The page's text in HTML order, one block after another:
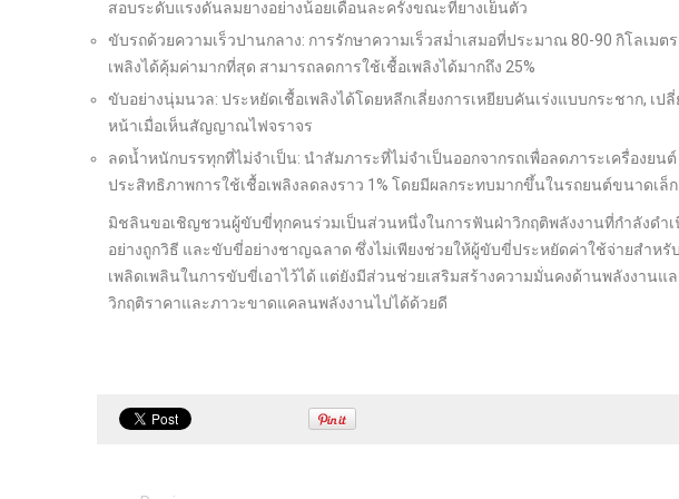
สอบระดับแรงดันลมยางอย่างน้อยเดือนละครั้งขณะที่ยางเย็นตัว
ขับรถด้วยความเร็วปานกลาง: การรักษาความเร็วสม่ำเสมอที่ประมาณ 80-90 กิโลเมต
เพลิงได้คุ้มค่ามากที่สุด สามารถลดการใช้เชื้อเพลิงได้มากถึง 25%
ขับอย่างนุ่มนวล: ประหยัดเชื้อเพลิงได้โดยหลีกเลี่ยงการเหยียบคันเร่งแบบกระชาก, เ
หน้าเมื่อเห็นสัญญาณไฟจราจร
ลดน้ำหนักบรรทุกที่ไม่จำเป็น: นำสัมภาระที่ไม่จำเป็นออกจากรถเพื่อลดภาระเครื่องยน
ประสิทธิภาพการใช้เชื้อเพลิงลดลงราว 1% โดยมีผลกระทบมากขึ้นในรถยนต์ขนาดเล็ก
มิชลินขอเชิญชวนผู้ขับขี่ทุกคนร่วมเป็นส่วนหนึ่งในการฟันฝ่าวิกฤติพลังงานที่กำลังดำเ
อย่างถูกวิธี และขับขี่อย่างชาญฉลาด ซึ่งไม่เพียงช่วยให้ผู้ขับขี่ประหยัดค่าใช้จ่ายสำห
เพลิดเพลินในการขับขี่เอาไว้ได้ แต่ยังมีส่วนช่วยเสริมสร้างความมั่นคงด้านพลังงานแ
วิกฤติราคาและภาวะขาดแคลนพลังงานไปได้ด้วยดี